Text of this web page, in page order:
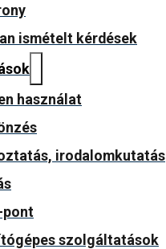
ismételt kérdések
használat
irodalomkutatás
pont
szolgáltatások